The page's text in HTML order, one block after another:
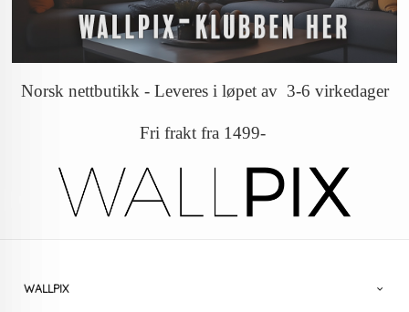
Norsk nettbutikk - Leveres i løpet av 3-6 virkedager
Fri frakt fra 1499-
WALLPIX